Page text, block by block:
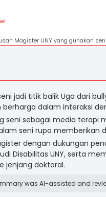
Magister UNY yang gunakan
jadi titik balik Uga dari
dalam interaksi
seni sebagai media terapi
seni rupa memberikan
dengan dukungan
Disabilitas UNY, serta
jenjang doktoral.
was AI-assisted and